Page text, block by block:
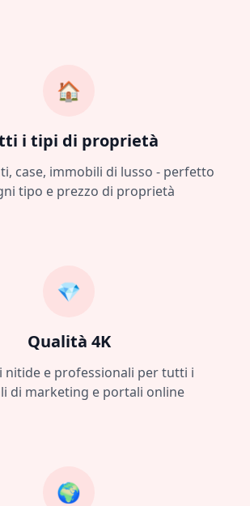
🏠
i tipi di proprietà
case, immobili di lusso - perfetto
tipo e prezzo di proprietà
💎
Qualità 4K
nitide e professionali per tutti i
di marketing e portali online
🌍